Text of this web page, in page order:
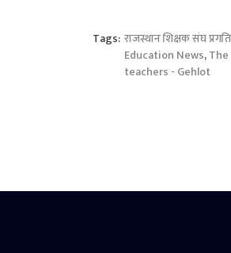
Tags: राजस्थान शिक्षक संघ
Education News,
teachers - Gehlot